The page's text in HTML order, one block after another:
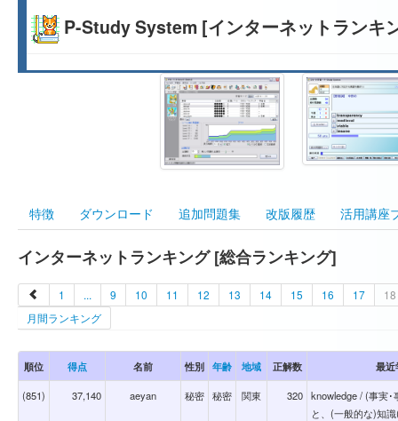
P-Study System [インターネットランキ
特徴 ダウンロード 追加問題集 改版履歴 活用講座
インターネットランキング [総合ランキング]
1 ... 9 10 11 12 13 14 15 16 17
18
月間ランキング
順位 得点 名前 性別 年齢 地域 正解数 最近
(851) 37,140 aeyan 秘密 秘密 関東 320 knowledge / (事実･
と、(一般的な)知